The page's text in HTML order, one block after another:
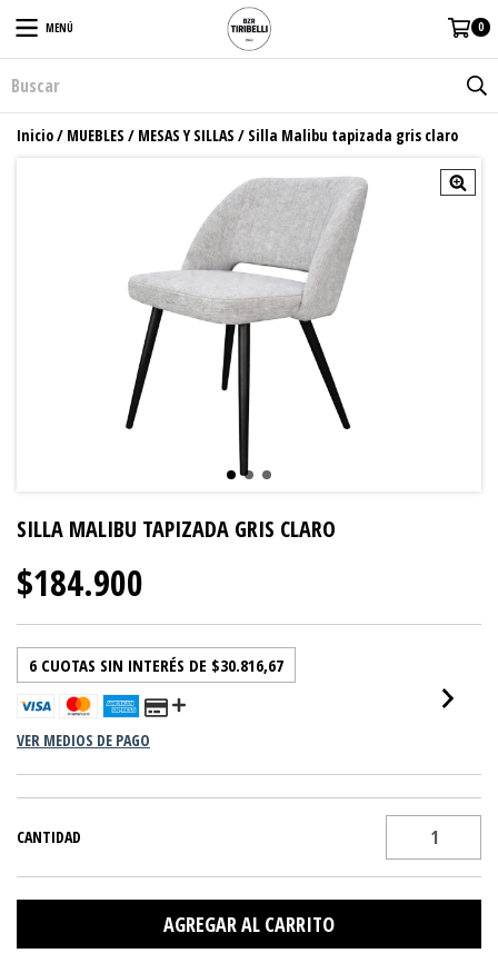
MENÚ 0
Inicio/ MUEBLES / MESAS Y SILLAS / Silla Malibu tapizada gris claro
SILLA MALIBU TAPIZADA GRIS CLARO
$184.900
6 CUOTAS SIN INTERÉS DE $30.816,67
VER MEDIOS DE PAGO
CANTIDAD